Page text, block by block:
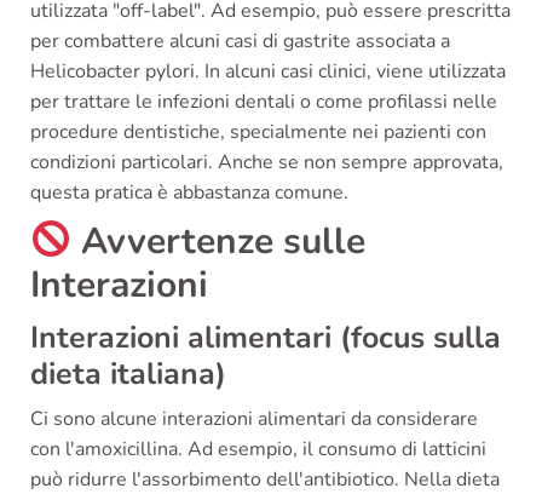
utilizzata "off-label". Ad esempio, può essere prescritta
per combattere alcuni casi di gastrite associata a
Helicobacter pylori. In alcuni casi clinici, viene utilizzata
per trattare le infezioni dentali o come profilassi nelle
procedure dentistiche, specialmente nei pazienti con
condizioni particolari. Anche se non sempre approvata,
questa pratica è abbastanza comune.
Avvertenze sulle
Interazioni
Interazioni alimentari (focus sulla
dieta italiana)
Ci sono alcune interazioni alimentari da considerare
con l'amoxicillina. Ad esempio, il consumo di latticini
può ridurre l'assorbimento dell'antibiotico. Nella dieta